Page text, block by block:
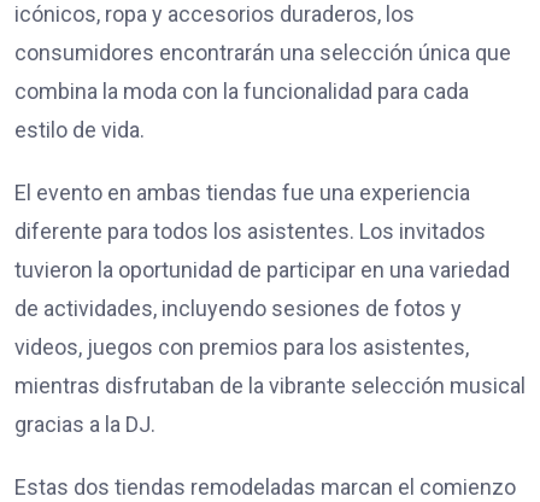
icónicos, ropa y accesorios duraderos, los
consumidores encontrarán una selección única que
combina la moda con la funcionalidad para cada
estilo de vida.
El evento en ambas tiendas fue una experiencia
diferente para todos los asistentes. Los invitados
tuvieron la oportunidad de participar en una variedad
de actividades, incluyendo sesiones de fotos y
videos, juegos con premios para los asistentes,
mientras disfrutaban de la vibrante selección musical
gracias a la DJ.
Estas dos tiendas remodeladas marcan el comienzo